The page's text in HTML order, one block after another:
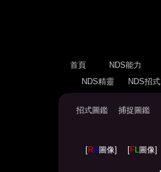
首頁 NDS能力
NDS精靈
NDS招式
招式圖鑑 捕捉圖鑑
[RS 圖像] [FL圖像]